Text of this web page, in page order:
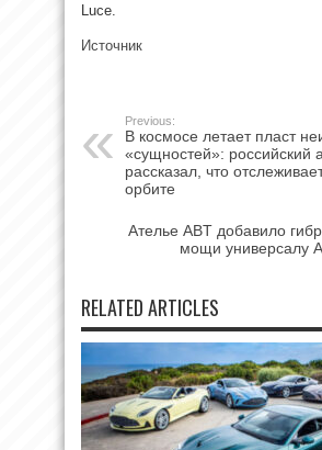
Luce.
Источник
Previous:
В космосе летает пласт
«сущностей»: российский
рассказал, что
орбите
Ателье ABT добавило
мощи универсалу
RELATED ARTICLES